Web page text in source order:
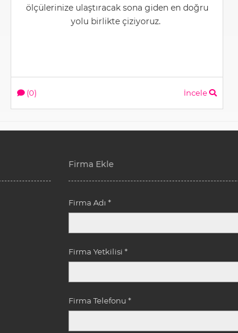
ölçülerinize ulaştıracak sona giden en doğru
yolu birlikte çiziyoruz.
(0) İncele
Firma Ekle
Firma Adı *
Firma Yetkilisi *
Firma Telefonu *